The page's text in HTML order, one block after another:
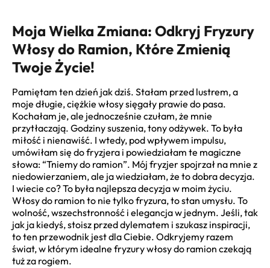
Moja Wielka Zmiana: Odkryj Fryzury
Włosy do Ramion, Które Zmienią
Twoje Życie!
Pamiętam ten dzień jak dziś. Stałam przed lustrem, a
moje długie, ciężkie włosy sięgały prawie do pasa.
Kochałam je, ale jednocześnie czułam, że mnie
przytłaczają. Godziny suszenia, tony odżywek. To była
miłość i nienawiść. I wtedy, pod wpływem impulsu,
umówiłam się do fryzjera i powiedziałam te magiczne
słowa: “Tniemy do ramion”. Mój fryzjer spojrzał na mnie z
niedowierzaniem, ale ja wiedziałam, że to dobra decyzja.
I wiecie co? To była najlepsza decyzja w moim życiu.
Włosy do ramion to nie tylko fryzura, to stan umysłu. To
wolność, wszechstronność i elegancja w jednym. Jeśli, tak
jak ja kiedyś, stoisz przed dylematem i szukasz inspiracji,
to ten przewodnik jest dla Ciebie. Odkryjemy razem
świat, w którym idealne fryzury włosy do ramion czekają
tuż za rogiem.